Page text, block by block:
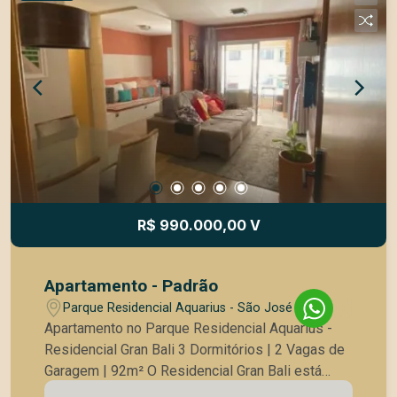
Vagas de garagem Diferenciais Exclusivos: Maior
hobby box do condomínio Varanda gourmet
Lavabo Banheiros com box Blindex e gabinetes
Ar-condicionado nos quartos e na sala Área de
serviço com gabinete Lazer no Condomínio:
Piscina Salão de festas Academia Venha
conhecer esse incrível apartamento e aproveite
essa oportunidade única!
R$ 990.000,00 V
Apartamento - Padrão
Parque Residencial Aquarius - São José dos
Campos/SP
Apartamento no Parque Residencial Aquarius -
Residencial Gran Bali 3 Dormitórios | 2 Vagas de
Garagem | 92m² O Residencial Gran Bali está
situado no Parque Residencial Aquarius, em uma